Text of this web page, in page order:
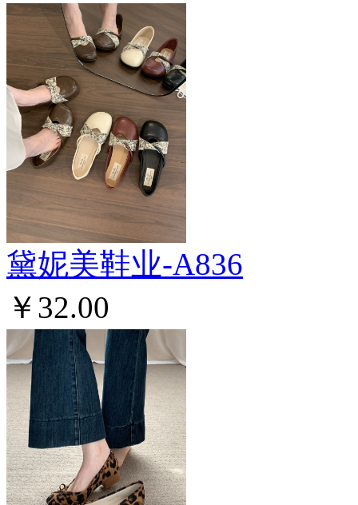
黛妮美鞋业-A836
￥32.00